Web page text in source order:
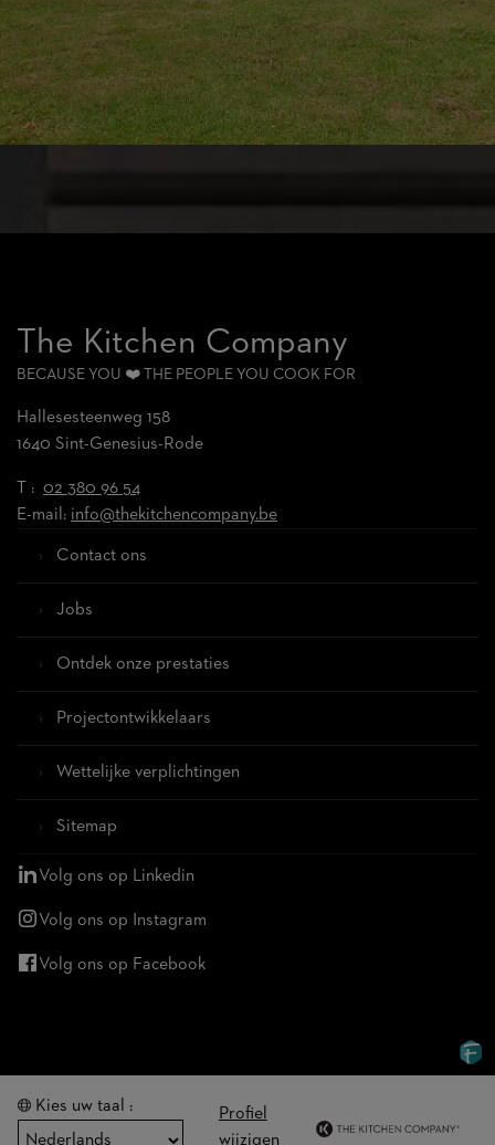
The Kitchen Company
BECAUSE YOU ❤️ THE PEOPLE YOU COOK FOR
Hallesesteenweg 158
1640 Sint-Genesius-Rode
T : 02 380 96 54
E-mail: info@thekitchencompany.be
Contact ons
Jobs
Ontdek onze prestaties
Projectontwikkelaars
Wettelijke verplichtingen
Sitemap
Volg ons op Linkedin
Volg ons op Instagram
Volg ons op Facebook
Kies uw taal :
Profiel
wijzigen